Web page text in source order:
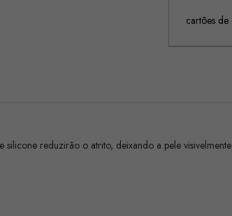
cartões
reduzirão o atrito, deixando a pele